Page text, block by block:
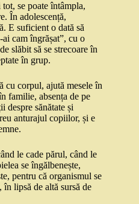
se poate întâmpla,
În adolescență,
E suficient o dată să
ai cam îngrășat”, cu o
slăbit să se strecoare în
în grup.
cu corpul, ajută mesele în
familie, absența de pe
despre sănătate și
anturajul copiilor, și e
le cade părul, când le
se îngălbenește,
pentru că organismul se
în lipsă de altă sursă de